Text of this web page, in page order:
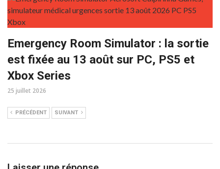
Emergency Room Simulator : la sortie
est fixée au 13 août sur PC, PS5 et
Xbox Series
25 juillet 2026
PRÉCÉDENT SUIVANT